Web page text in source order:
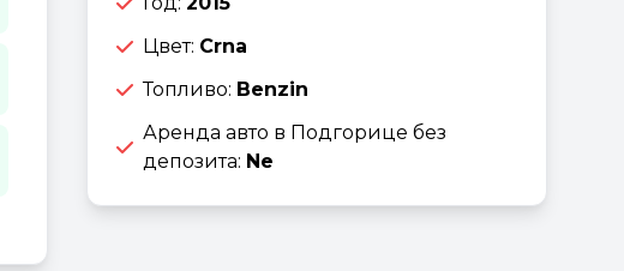
Цвет: Crna
Топливо: Benzin
Аренда авто в Подгорице без
депозита: Ne